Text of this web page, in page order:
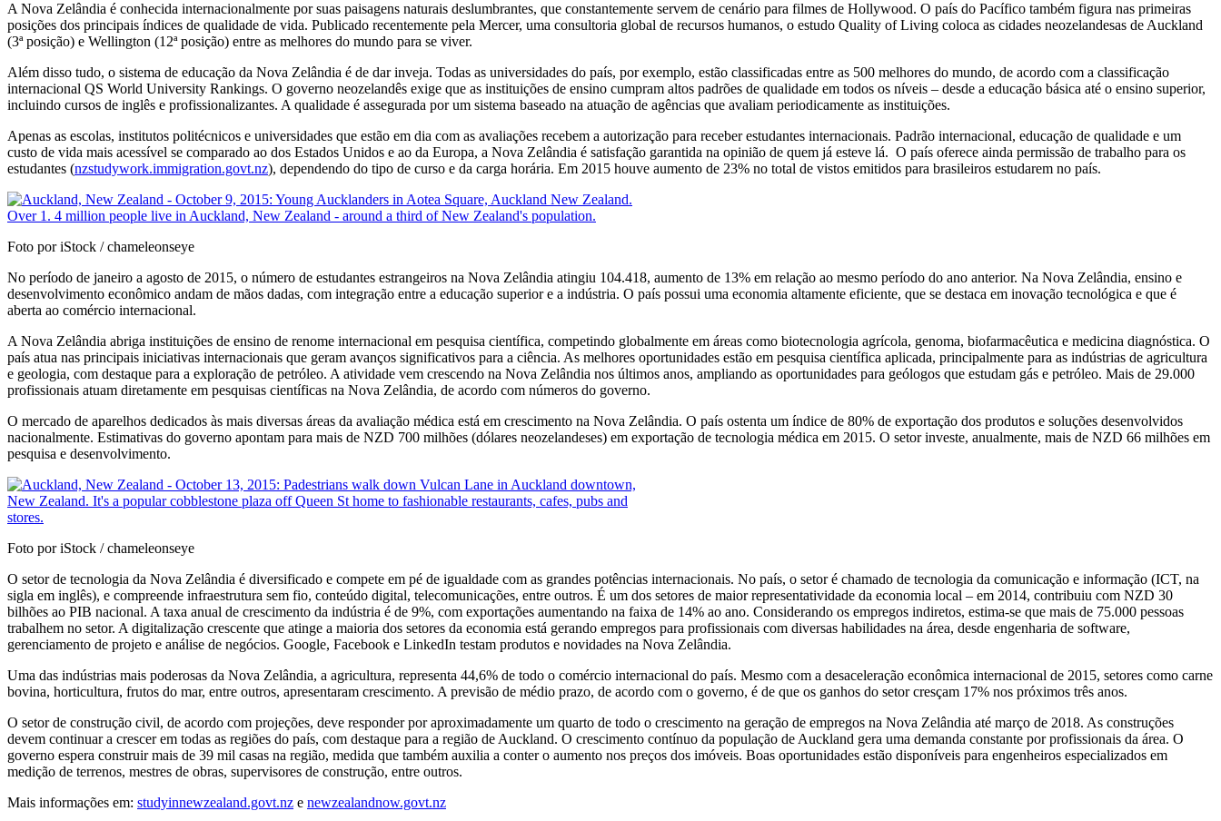
A Nova Zelândia é conhecida internacionalmente por suas paisagens naturais deslumbrantes, que constantemente servem de cenário para filmes de Hollywood. O país do Pacífico também figura nas primeiras
posições dos principais índices de qualidade de vida. Publicado recentemente pela Mercer, uma consultoria global de recursos humanos, o estudo Quality of Living coloca as cidades neozelandesas de Auckland
(3ª posição) e Wellington (12ª posição) entre as melhores do mundo para se viver.
Além disso tudo, o sistema de educação da Nova Zelândia é de dar inveja. Todas as universidades do país, por exemplo, estão classificadas entre as 500 melhores do mundo, de acordo com a classificação
internacional QS World University Rankings. O governo neozelandês exige que as instituições de ensino cumpram altos padrões de qualidade em todos os níveis – desde a educação básica até o ensino superior,
incluindo cursos de inglês e profissionalizantes. A qualidade é assegurada por um sistema baseado na atuação de agências que avaliam periodicamente as instituições.
Apenas as escolas, institutos politécnicos e universidades que estão em dia com as avaliações recebem a autorização para receber estudantes internacionais. Padrão internacional, educação de qualidade e um
custo de vida mais acessível se comparado ao dos Estados Unidos e ao da Europa, a Nova Zelândia é satisfação garantida na opinião de quem já esteve lá. O país oferece ainda permissão de trabalho para os
estudantes (nzstudywork.immigration.govt.nz), dependendo do tipo de curso e da carga horária. Em 2015 houve aumento de 23% no total de vistos emitidos para brasileiros estudarem no país.
Foto por iStock / chameleonseye
No período de janeiro a agosto de 2015, o número de estudantes estrangeiros na Nova Zelândia atingiu 104.418, aumento de 13% em relação ao mesmo período do ano anterior. Na Nova Zelândia, ensino e
desenvolvimento econômico andam de mãos dadas, com integração entre a educação superior e a indústria. O país possui uma economia altamente eficiente, que se destaca em inovação tecnológica e que é
aberta ao comércio internacional.
A Nova Zelândia abriga instituições de ensino de renome internacional em pesquisa científica, competindo globalmente em áreas como biotecnologia agrícola, genoma, biofarmacêutica e medicina diagnóstica. O
país atua nas principais iniciativas internacionais que geram avanços significativos para a ciência. As melhores oportunidades estão em pesquisa científica aplicada, principalmente para as indústrias de agricultura
e geologia, com destaque para a exploração de petróleo. A atividade vem crescendo na Nova Zelândia nos últimos anos, ampliando as oportunidades para geólogos que estudam gás e petróleo. Mais de 29.000
profissionais atuam diretamente em pesquisas científicas na Nova Zelândia, de acordo com números do governo.
O mercado de aparelhos dedicados às mais diversas áreas da avaliação médica está em crescimento na Nova Zelândia. O país ostenta um índice de 80% de exportação dos produtos e soluções desenvolvidos
nacionalmente. Estimativas do governo apontam para mais de NZD 700 milhões (dólares neozelandeses) em exportação de tecnologia médica em 2015. O setor investe, anualmente, mais de NZD 66 milhões em
pesquisa e desenvolvimento.
Foto por iStock / chameleonseye
O setor de tecnologia da Nova Zelândia é diversificado e compete em pé de igualdade com as grandes potências internacionais. No país, o setor é chamado de tecnologia da comunicação e informação (ICT, na
sigla em inglês), e compreende infraestrutura sem fio, conteúdo digital, telecomunicações, entre outros. É um dos setores de maior representatividade da economia local – em 2014, contribuiu com NZD 30
bilhões ao PIB nacional. A taxa anual de crescimento da indústria é de 9%, com exportações aumentando na faixa de 14% ao ano. Considerando os empregos indiretos, estima-se que mais de 75.000 pessoas
trabalhem no setor. A digitalização crescente que atinge a maioria dos setores da economia está gerando empregos para profissionais com diversas habilidades na área, desde engenharia de software,
gerenciamento de projeto e análise de negócios. Google, Facebook e LinkedIn testam produtos e novidades na Nova Zelândia.
Uma das indústrias mais poderosas da Nova Zelândia, a agricultura, representa 44,6% de todo o comércio internacional do país. Mesmo com a desaceleração econômica internacional de 2015, setores como carne
bovina, horticultura, frutos do mar, entre outros, apresentaram crescimento. A previsão de médio prazo, de acordo com o governo, é de que os ganhos do setor cresçam 17% nos próximos três anos.
O setor de construção civil, de acordo com projeções, deve responder por aproximadamente um quarto de todo o crescimento na geração de empregos na Nova Zelândia até março de 2018. As construções
devem continuar a crescer em todas as regiões do país, com destaque para a região de Auckland. O crescimento contínuo da população de Auckland gera uma demanda constante por profissionais da área. O
governo espera construir mais de 39 mil casas na região, medida que também auxilia a conter o aumento nos preços dos imóveis. Boas oportunidades estão disponíveis para engenheiros especializados em
medição de terrenos, mestres de obras, supervisores de construção, entre outros.
Mais informações em: studyinnewzealand.govt.nz e newzealandnow.govt.nz